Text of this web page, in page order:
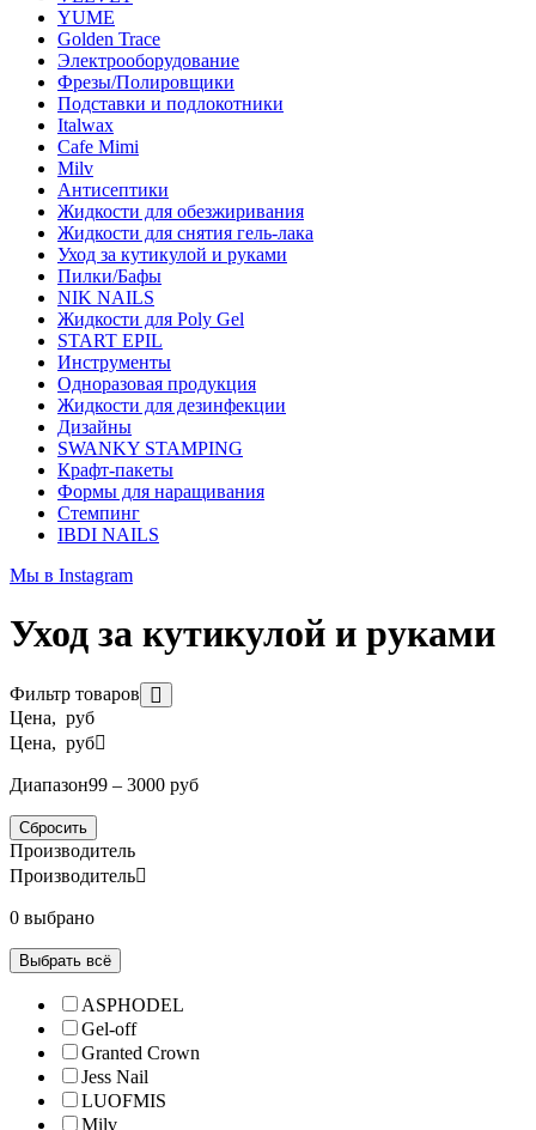
YUME
Golden Trace
Электрооборудование
Фрезы/Полировщики
Подставки и подлокотники
Italwax
Cafe Mimi
Milv
Антисептики
Жидкости для обезжиривания
Жидкости для снятия гель-лака
Уход за кутикулой и руками
Пилки/Бафы
NIK NAILS
Жидкости для Poly Gel
START EPIL
Инструменты
Одноразовая продукция
Жидкости для дезинфекции
Дизайны
SWANKY STAMPING
Крафт-пакеты
Формы для наращивания
Стемпинг
IBDI NAILS
Мы в Instagram
Уход за кутикулой и руками
Фильтр товаров
Цена, руб
Цена, руб
Диапазон99 – 3000 руб
Сбросить
Производитель
Производитель
0 выбрано
Выбрать всё
ASPHODEL
Gel-off
Granted Crown
Jess Nail
LUOFMIS
Milv